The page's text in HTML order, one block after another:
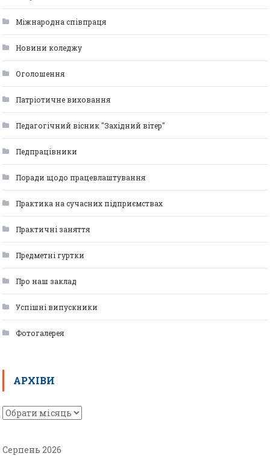
Міжнародна співпраця
Новини коледжу
Оголошення
Патріотичне виховання
Педагогічний вісник "Західний вітер"
Педпрацівники
Поради щодо працевлаштування
Практика на сучасних підприємствах
Практичні заняття
Предметні гуртки
Про наш заклад
Успішні випускники
Фотогалерея
АРХІВИ
Серпень 2026